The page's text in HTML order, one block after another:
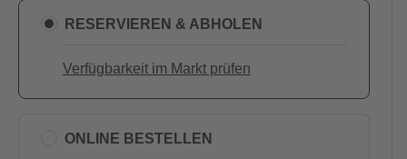
RESERVIEREN & ABHOLEN
Verfügbarkeit im Markt prüfen
ONLINE BESTELLEN